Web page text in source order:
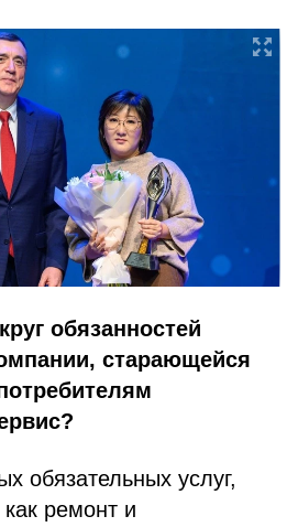
обязанностей
старающейся
обязательных услуг,
ремонт и